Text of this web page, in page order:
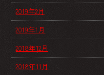
2019年2月
2019年1月
2018年12月
2018年11月